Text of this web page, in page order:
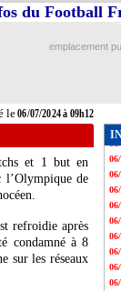
le06/07/2024 à 09h12
du Football
emplacement
et 1 but en
l’Olympique de
refroidie après
condamné à 8
sur les réseaux